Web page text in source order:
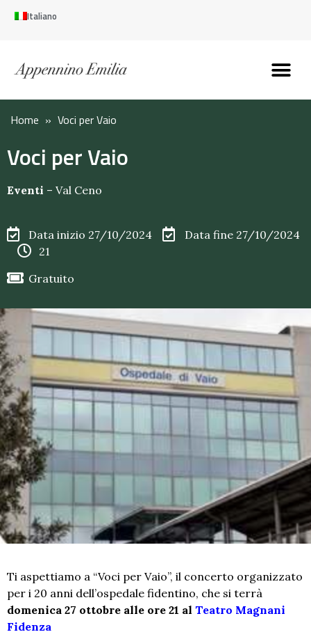
Italiano
Home » Voci per Vaio
Voci per Vaio
Eventi – Val Ceno
Data inizio 27/10/2024
Data fine 27/10/2024
21
Gratuito
Ti aspettiamo a “Voci per Vaio”, il concerto organizzato
per i 20 anni dell’ospedale fidentino, che si terrà
domenica 27 ottobre alle ore 21 al Teatro Magnani
Fidenza